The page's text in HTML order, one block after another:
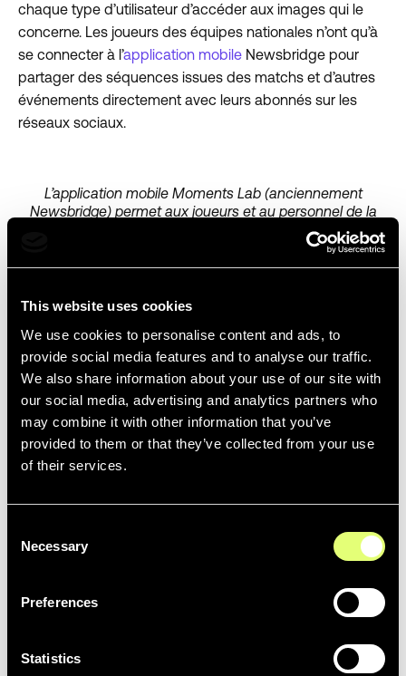
This website uses cookies
We use cookies to personalise content and ads, to
provide social media features and to analyse our traffic.
We also share information about your use of our site with
our social media, advertising and analytics partners who
may combine it with other information that you’ve
provided to them or that they’ve collected from your use
of their services.
Selection
Necessary
Preferences
Statistics
chaque type d’utilisateur d’accéder aux images qui le
concerne. Les joueurs des équipes nationales n’ont qu’à
se connecter à l’application mobile Newsbridge pour
partager des séquences issues des matchs et d’autres
événements directement avec leurs abonnés sur les
réseaux sociaux.
L’application mobile Moments Lab (anciennement
Newsbridge) permet aux joueurs et au personnel de la
FFBB de partager rapidement les moments forts des
d’épargne, ont accès aux photos des maillots et des
magazines sportifs peuvent télécharger les photos
prises pendant les matchs en cours et ainsi
communiquer avec les supporters.
La Caisse d’épargne dispose d’un accès direct aux
plus d’un siècle d’archives ont été migrées depuis
Newsbridge en seulement quatre semaines.
Le Media Hub Moments Lab de la